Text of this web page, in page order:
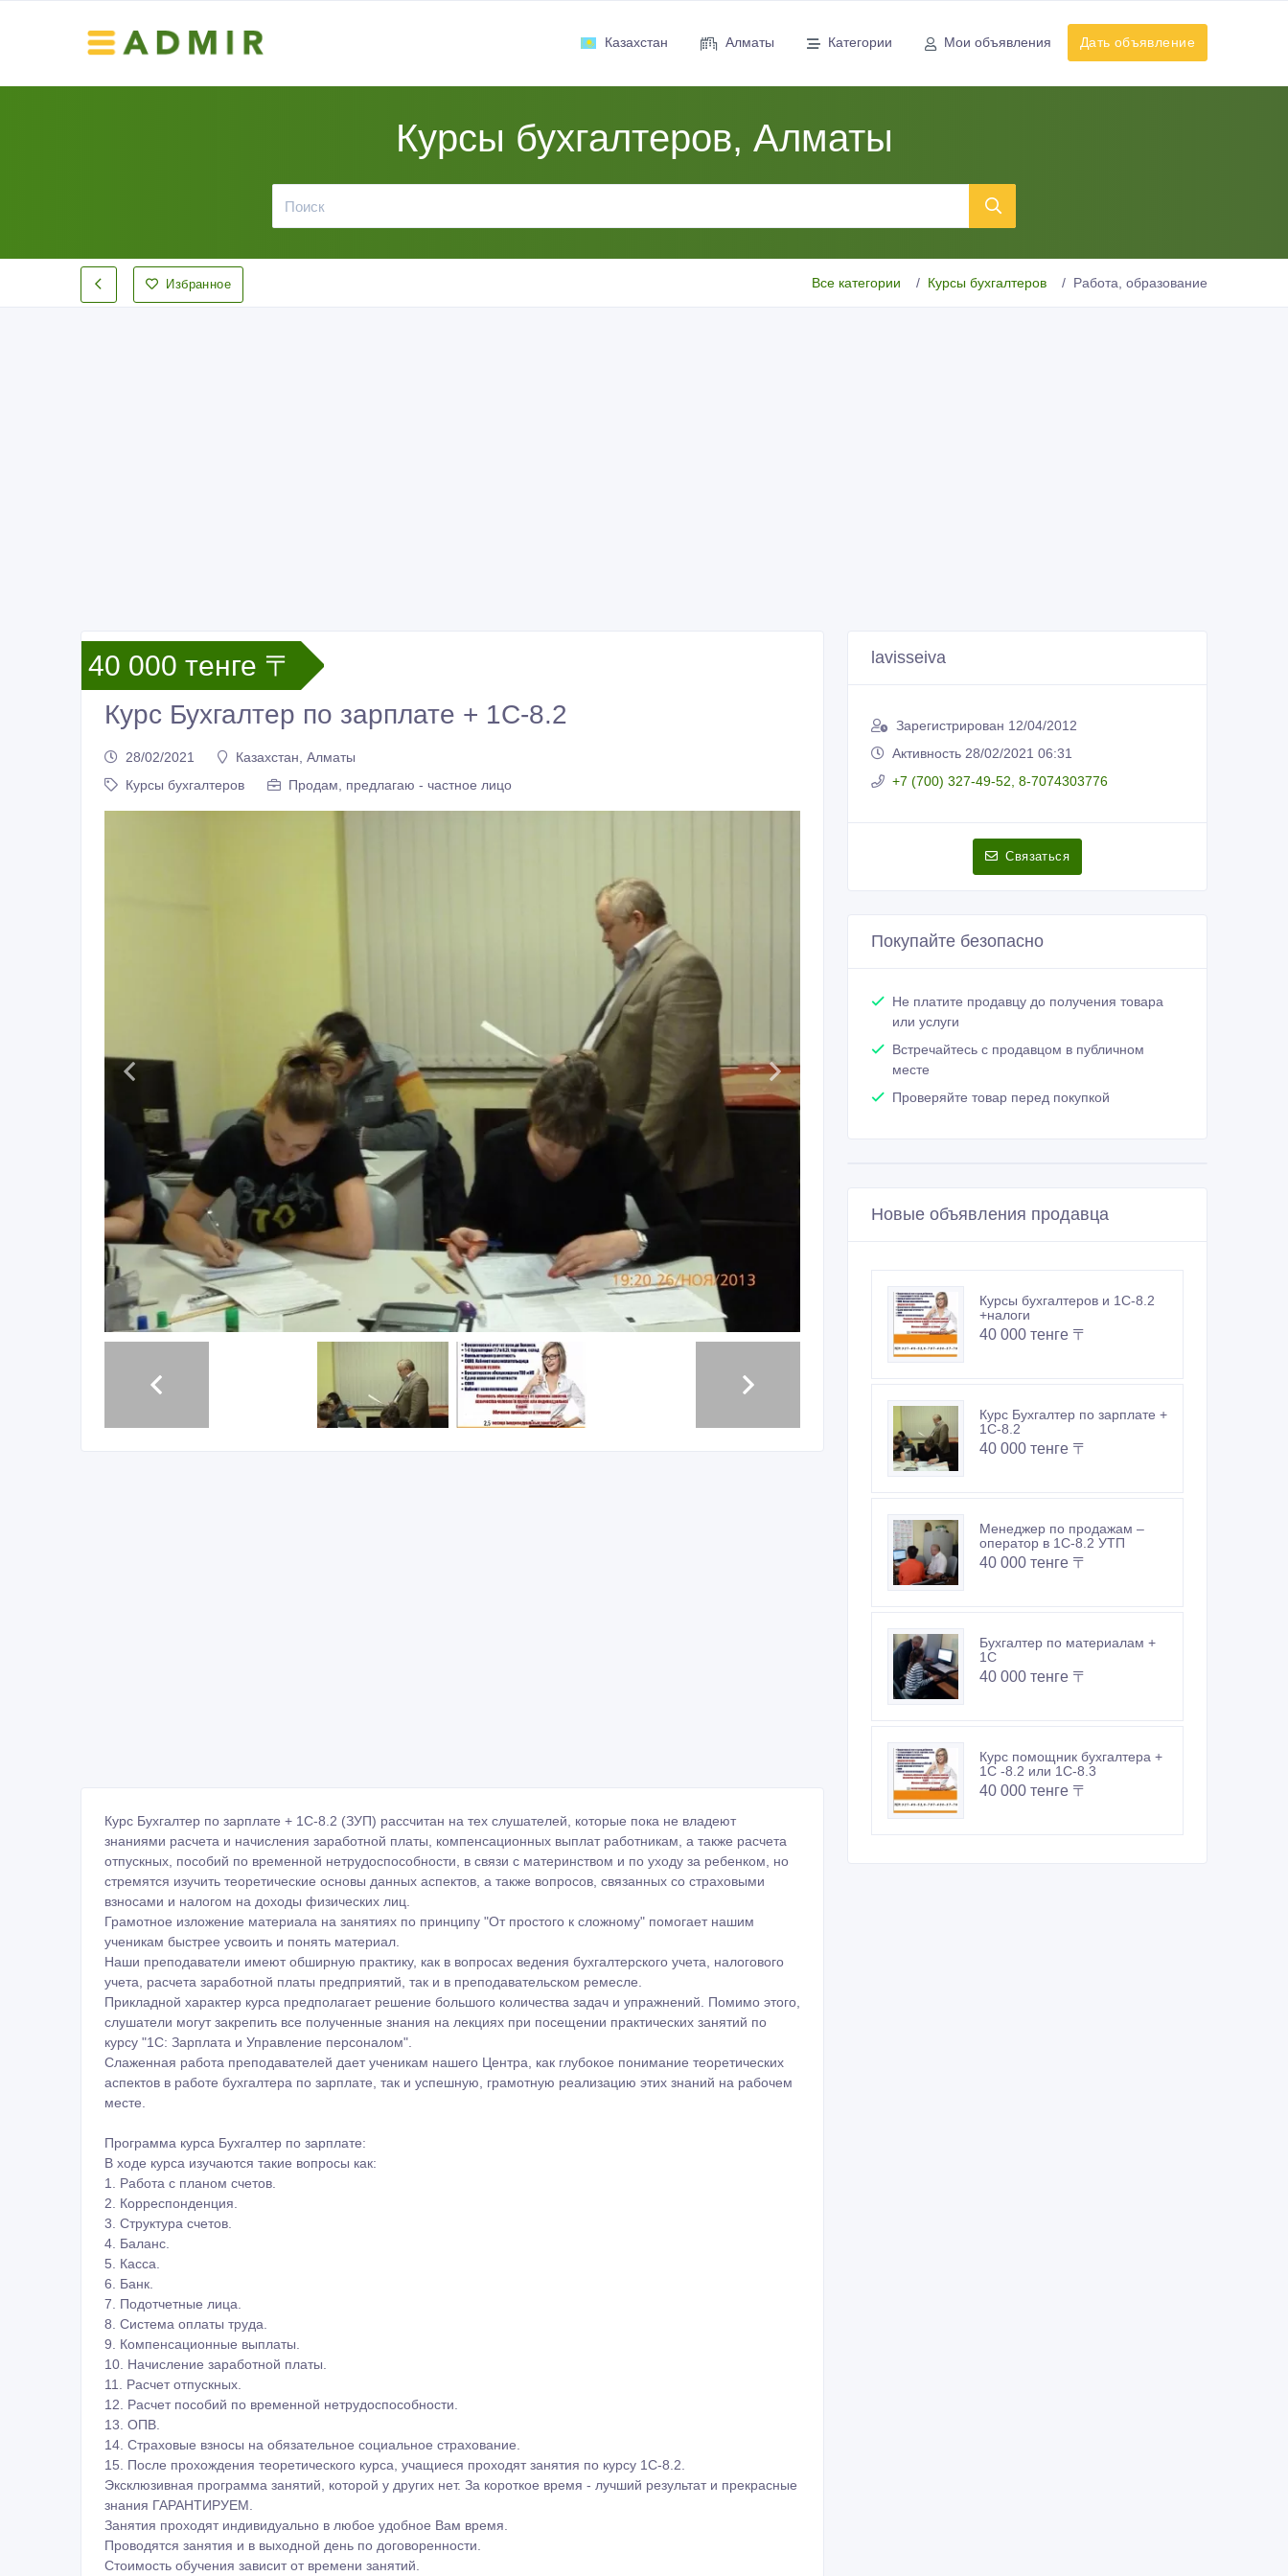
Казахстан Алматы Категории Мои объявления Дать объявление
Курсы бухгалтеров, Алматы
Избранное Все категории Курсы бухгалтеров Работа, образование
40 000 тенге 〒
Курс Бухгалтер по зарплате + 1С-8.2
28/02/2021
Казахстан, Алматы
Курсы бухгалтеров
Продам, предлагаю - частное лицо
отпускных, пособий по временной нетрудоспособности, в связи с материнством и по уходу за ребенком, но
стремятся изучить теоретические основы данных аспектов, а также вопросов, связанных со страховыми
взносами и налогом на доходы физических лиц.
Грамотное изложение материала на занятиях по принципу "От простого к сложному" помогает нашим
ученикам быстрее усвоить и понять материал.
Наши преподаватели имеют обширную практику, как в вопросах ведения бухгалтерского учета, налогового
Прикладной характер курса предполагает решение большого количества задач и упражнений. Помимо этого,
слушатели могут закрепить все полученные знания на лекциях при посещении практических занятий по
курсу "1С: Зарплата и Управление персоналом".
аспектов в работе бухгалтера по зарплате, так и успешную, грамотную реализацию этих знаний на рабочем
месте.
lavisseiva
Зарегистрирован 12/04/2012
Активность 28/02/2021 06:31
+7 (700) 327-49-52, 8-7074303776
Связаться
Покупайте безопасно
Не платите продавцу до получения товара
или услуги
Встречайтесь с продавцом в публичном
месте
Проверяйте товар перед покупкой
Новые объявления продавца
Курсы бухгалтеров и 1С-8.2
+налоги
40 000 тенге 〒
Курс Бухгалтер по зарплате +
1С-8.2
40 000 тенге 〒
Менеджер по продажам –
оператор в 1С-8.2 УТП
40 000 тенге 〒
Бухгалтер по материалам +
1С
40 000 тенге 〒
Курс помощник бухгалтера +
1С -8.2 или 1С-8.3
40 000 тенге 〒